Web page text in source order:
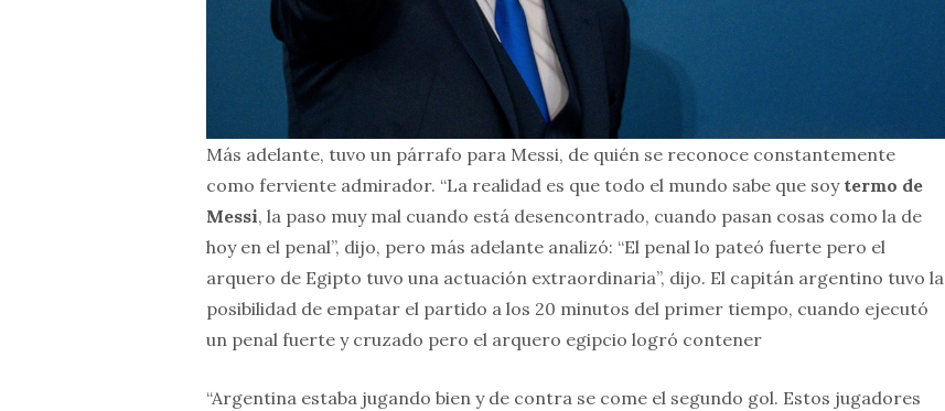
Más adelante, tuvo un párrafo para Messi, de quién se reconoce constantemente
como ferviente admirador. “La realidad es que todo el mundo sabe que soy termo de
Messi, la paso muy mal cuando está desencontrado, cuando pasan cosas como la de
hoy en el penal”, dijo, pero más adelante analizó: “El penal lo pateó fuerte pero el
arquero de Egipto tuvo una actuación extraordinaria”, dijo. El capitán argentino tuvo la
posibilidad de empatar el partido a los 20 minutos del primer tiempo, cuando ejecutó
un penal fuerte y cruzado pero el arquero egipcio logró contener
“Argentina estaba jugando bien y de contra se come el segundo gol. Estos jugadores